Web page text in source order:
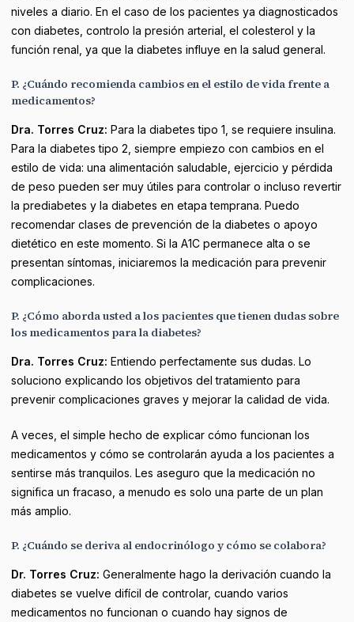
niveles a diario. En el caso de los pacientes ya diagnosticados
con diabetes, controlo la presión arterial, el colesterol y la
función renal, ya que la diabetes influye en la salud general.
P. ¿Cuándo recomienda cambios en el estilo de vida frente a
medicamentos?
Dra. Torres Cruz: Para la diabetes tipo 1, se requiere insulina.
Para la diabetes tipo 2, siempre empiezo con cambios en el
estilo de vida: una alimentación saludable, ejercicio y pérdida
de peso pueden ser muy útiles para controlar o incluso revertir
la prediabetes y la diabetes en etapa temprana. Puedo
recomendar clases de prevención de la diabetes o apoyo
dietético en este momento. Si la A1C permanece alta o se
presentan síntomas, iniciaremos la medicación para prevenir
complicaciones.
P. ¿Cómo aborda usted a los pacientes que tienen dudas sobre
los medicamentos para la diabetes?
Dra. Torres Cruz: Entiendo perfectamente sus dudas. Lo
soluciono explicando los objetivos del tratamiento para
prevenir complicaciones graves y mejorar la calidad de vida.
A veces, el simple hecho de explicar cómo funcionan los
medicamentos y cómo se controlarán ayuda a los pacientes a
sentirse más tranquilos. Les aseguro que la medicación no
significa un fracaso, a menudo es solo una parte de un plan
más amplio.
P. ¿Cuándo se deriva al endocrinólogo y cómo se colabora?
Dr. Torres Cruz: Generalmente hago la derivación cuando la
diabetes se vuelve difícil de controlar, cuando varios
medicamentos no funcionan o cuando hay signos de